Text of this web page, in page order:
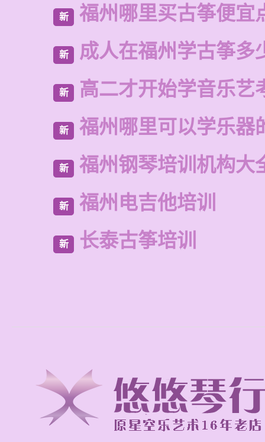
新 福州哪里买古筝便宜
新 成人在福州学古筝多
新 高二才开始学音乐艺
新 福州哪里可以学乐器
新 福州钢琴培训机构大
新 福州电吉他培训
新 长泰古筝培训